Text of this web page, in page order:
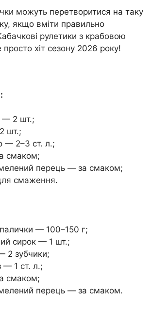
можуть перетворитися на таку
якщо вміти правильно
рулетики з крабовою
хіт сезону 2026 року!
— 2 шт.;
шт.;
— 2–3 ст. л.;
смаком;
перець — за смаком;
смаження.
палички — 100–150 г;
сирок — 1 шт.;
2 зубчики;
— 1 ст. л.;
смаком;
перець — за смаком.